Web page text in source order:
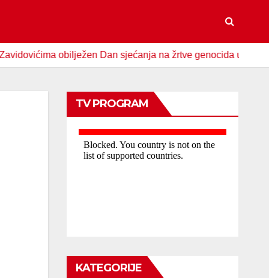
obilježen Dan sjećanja na žrtve genocida u Srebrenici
TV PROGRAM
KATEGORIJE